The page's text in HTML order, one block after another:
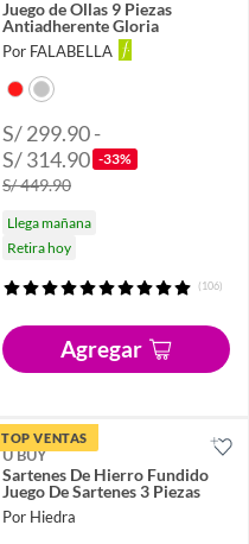
Juego de Ollas 9 Piezas
Antiadherente Gloria
Por FALABELLA
S/ 299.90 -
S/ 314.90 -33%
S/ 449.90
Llega mañana
Retira hoy
(106)
Agregar
TOP VENTAS
U BUY
Sartenes De Hierro Fundido
Juego De Sartenes 3 Piezas
Por Hiedra